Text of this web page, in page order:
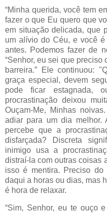
“Minha querida, você tem
fazer o que Eu quero que
em situação delicada, que
um alívio do Céu, e você
antes. Podemos fazer de
“Senhor, eu sei que preciso
barreira.” Ele continuou:
graça especial, devem
pode ficar estagnada,
procrastinação deixou
Ouçam-Me, Minhas
adiar para um dia melhor.
percebe que a
disfarçada? Discreta
inimigo usa a
distraí-la com outras coisas
isso é mentira. Preciso
daqui a horas ou dias, mas
é hora de relaxar.
“Sim, Senhor, eu te ouço